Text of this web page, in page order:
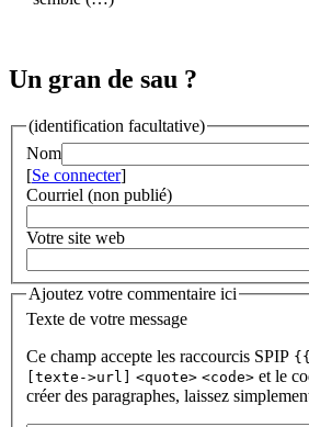
Un gran de sau ?
(identification facultative)
Nom
[Se connecter]
Courriel (non publié)
Votre site web
Ajoutez votre commentaire ici
Texte de votre message
Ce champ accepte les raccourcis SPIP
[texte->url]
<quote> <code> et le
créer des paragraphes, laissez